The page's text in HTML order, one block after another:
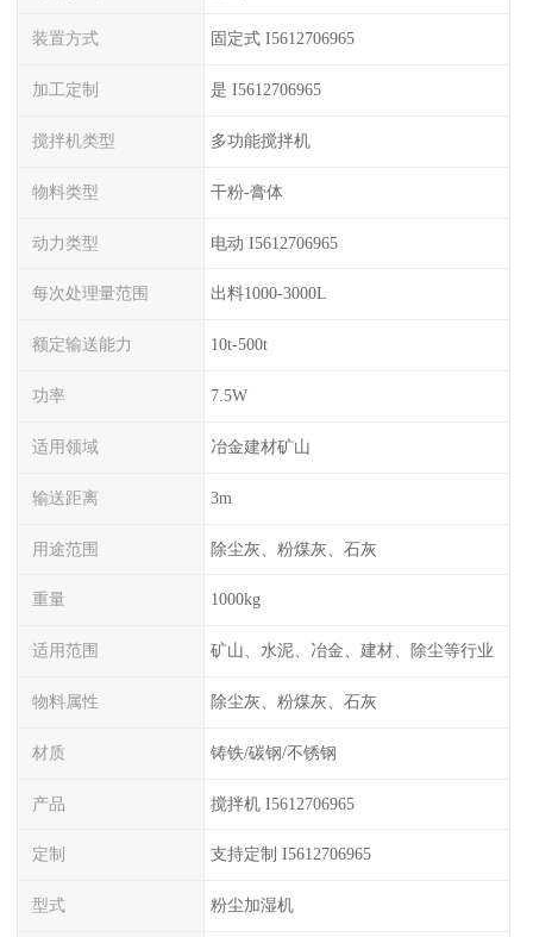
装置方式 固定式 I5612706965
加工定制 是 I5612706965
搅拌机类型 多功能搅拌机
物料类型 干粉-膏体
动力类型 电动 I5612706965
每次处理量范围 出料1000-3000L
额定输送能力 10t-500t
功率 7.5W
适用领域 冶金建材矿山
输送距离 3m
用途范围 除尘灰、粉煤灰、石灰
重量 1000kg
适用范围 矿山、水泥、冶金、建材、除尘等行业
物料属性 除尘灰、粉煤灰、石灰
材质 铸铁/碳钢/不锈钢
产品 搅拌机 I5612706965
定制 支持定制 I5612706965
型式 粉尘加湿机